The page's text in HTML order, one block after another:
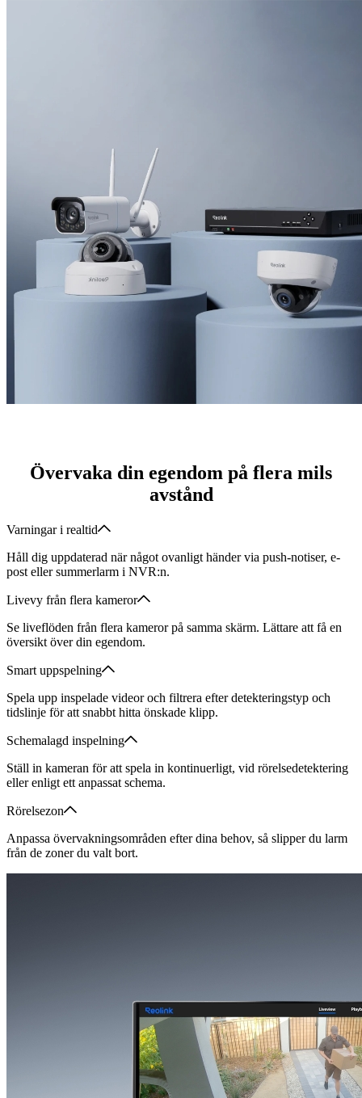
Övervaka din egendom på flera mils
avstånd
Varningar i realtid
Håll dig uppdaterad när något ovanligt händer via push-notiser, e-
post eller summerlarm i NVR:n.
Livevy från flera kameror
Se liveflöden från flera kameror på samma skärm. Lättare att få en
översikt över din egendom.
Smart uppspelning
Spela upp inspelade videor och filtrera efter detekteringstyp och
tidslinje för att snabbt hitta önskade klipp.
Schemalagd inspelning
Ställ in kameran för att spela in kontinuerligt, vid rörelsedetektering
eller enligt ett anpassat schema.
Rörelsezon
Anpassa övervakningsområden efter dina behov, så slipper du larm
från de zoner du valt bort.